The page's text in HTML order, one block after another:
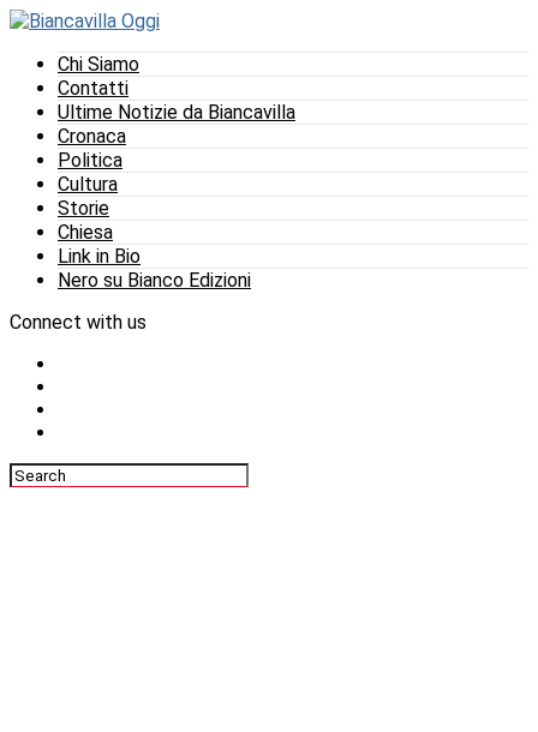
Chi Siamo
Contatti
Ultime Notizie da Biancavilla
Cronaca
Politica
Cultura
Storie
Chiesa
Link in Bio
Nero su Bianco Edizioni
Connect with us